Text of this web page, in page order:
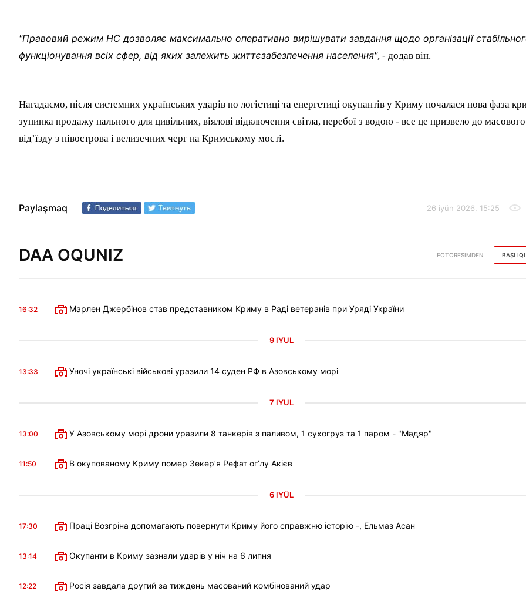
"Правовий режим НС дозволяє максимально оперативно вирішувати завдання щодо організації
функціонування всіх сфер, від яких залежить життєзабезпечення населення", - додав він.
Нагадаємо, після системних українських ударів по логістиці та енергетиці окупантів у Криму почалася нова фаза
зупинка продажу пального для цивільних, віялові відключення світла, перебої з водою - все це призвело до масового
від’їзду з півострова і велизечних черг на Кримському мості.
Paylaşmaq 26 iyün 2026, 15:25
DAA OQUNIZ FOTORESIMDEN
16:32 Марлен Джербінов став представником Криму в Раді ветеранів при Уряді України
9 IYÜL
13:33 Уночі українські військові уразили 14 суден РФ в Азовському морі
7 IYÜL
13:00 У Азовському морі дрони уразили 8 танкерів з паливом, 1 сухогруз та 1 паром - "Мадяр"
11:50 В окупованому Криму помер Зекерʼя Рефат огʼлу Акієв
6 IYÜL
17:30 Праці Возгріна допомагають повернути Криму його справжню історію -, Ельмаз Асан
13:14 Окупанти в Криму зазнали ударів у ніч на 6 липня
12:22 Росія завдала другий за тиждень масований комбінований удар